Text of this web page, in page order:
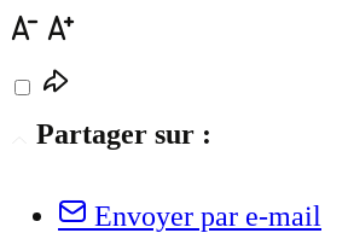
Partager sur :
Envoyer par e-mail